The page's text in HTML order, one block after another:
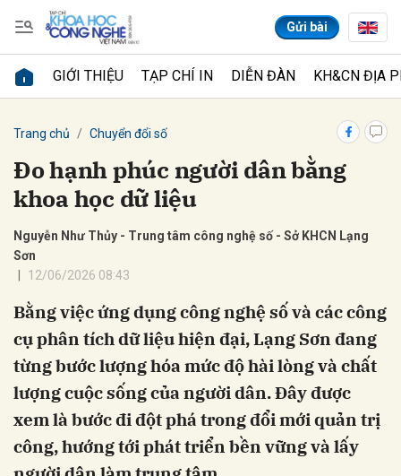
Gửi bài
GIỚI THIỆU TẠP CHÍ IN DIỄN ĐÀN KH&CN ĐỊA
Trang chủ Chuyển đổi số
Đo hạnh phúc người dân bằng
khoa học dữ liệu
Nguyễn Như Thủy - Trung tâm công nghệ số - Sở KHCN Lạng
Sơn
12/06/2026 08:43
Bằng việc ứng dụng công nghệ số và các công
cụ phân tích dữ liệu hiện đại, Lạng Sơn đang
từng bước lượng hóa mức độ hài lòng và chất
lượng cuộc sống của người dân. Đây được
xem là bước đi đột phá trong đổi mới quản trị
công, hướng tới phát triển bền vững và lấy
Gửi bình luận